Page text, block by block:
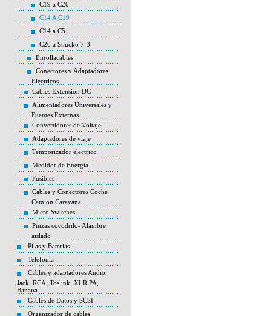
C19 a C20
C14 A C19
C14 a C5
C20 a Shucko 7-3
Enrollacables
Conectores y Adaptadores
Electricos
Cables Extension DC
Alimentadores Universales y
Fuentes Externas
Convertidores de Voltaje
Adaptadores de viaje
Temporizador electrico
Medidor de Energía
Fusibles
Cables y Conectores Coche
Camion Caravana
Micro Switches
Pinzas cocodrilo- Alambre
aislado
Pilas y Baterias
Telefonia
Cables y adaptadores Audio,
Jack, RCA, Toslink, XLR PA,
Banana
Cables de Datos y SCSI
Organizador de cables